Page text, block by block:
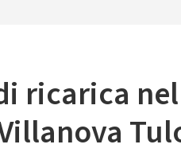
ricarica nel